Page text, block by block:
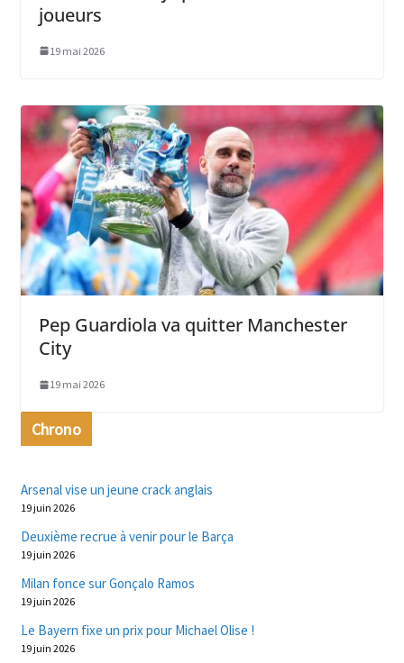
joueurs
19 mai 2026
Pep Guardiola va quitter Manchester
City
19 mai 2026
Chrono
Arsenal vise un jeune crack anglais
19 juin 2026
Deuxième recrue à venir pour le Barça
19 juin 2026
Milan fonce sur Gonçalo Ramos
19 juin 2026
Le Bayern fixe un prix pour Michael Olise !
19 juin 2026